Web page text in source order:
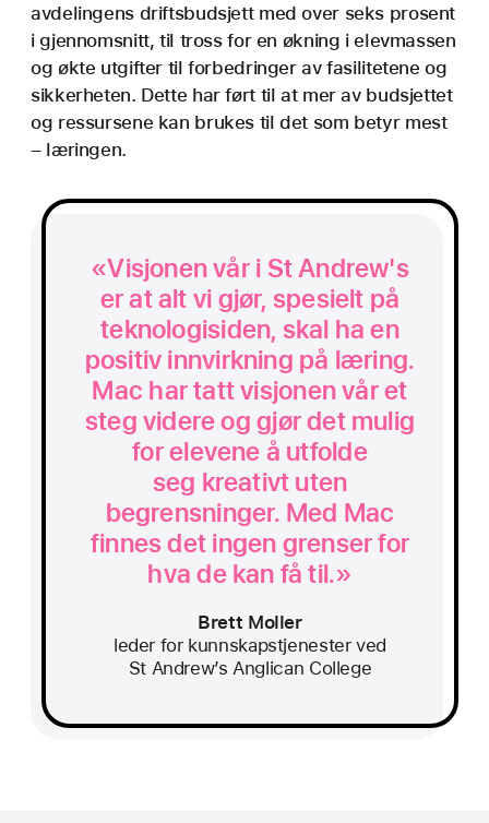
avdelingens driftsbudsjett med over seks prosent
i gjennomsnitt, til tross for en økning i elevmassen
og økte utgifter til forbedringer av fasilitetene og
sikkerheten. Dette har ført til at mer av budsjettet
og ressursene kan brukes til det som betyr mest
– læringen.
«Visjonen vår i St Andrew's
er at alt vi gjør, spesielt på
teknologi­siden, skal ha en
positiv innvirkning på læring.
Mac har tatt visjonen vår et
steg videre og gjør det mulig
for elevene å utfolde
seg kreativt uten
begrensninger. Med Mac
finnes det ingen grenser for
hva de kan få til.»
Brett Moller
leder for kunnskapstjenester ved
St Andrew’s Anglican College